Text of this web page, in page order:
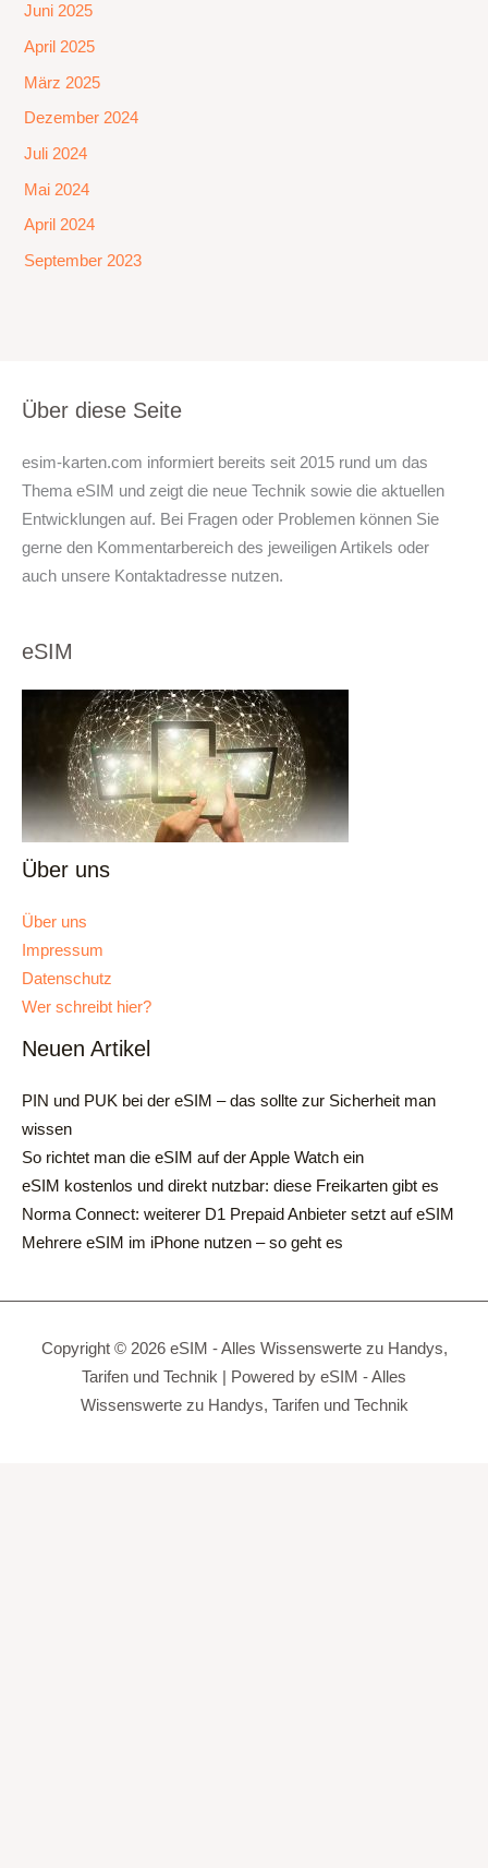
Juni 2025
April 2025
März 2025
Dezember 2024
Juli 2024
Mai 2024
April 2024
September 2023
Über diese Seite
esim-karten.com informiert bereits seit 2015 rund um das
Thema eSIM und zeigt die neue Technik sowie die aktuellen
Entwicklungen auf. Bei Fragen oder Problemen können Sie
gerne den Kommentarbereich des jeweiligen Artikels oder
auch unsere Kontaktadresse nutzen.
eSIM
Über uns
Über uns
Impressum
Datenschutz
Wer schreibt hier?
Neuen Artikel
PIN und PUK bei der eSIM – das sollte zur Sicherheit man
wissen
So richtet man die eSIM auf der Apple Watch ein
eSIM kostenlos und direkt nutzbar: diese Freikarten gibt es
Norma Connect: weiterer D1 Prepaid Anbieter setzt auf eSIM
Mehrere eSIM im iPhone nutzen – so geht es
Copyright © 2026 eSIM - Alles Wissenswerte zu Handys,
Tarifen und Technik | Powered by eSIM - Alles
Wissenswerte zu Handys, Tarifen und Technik